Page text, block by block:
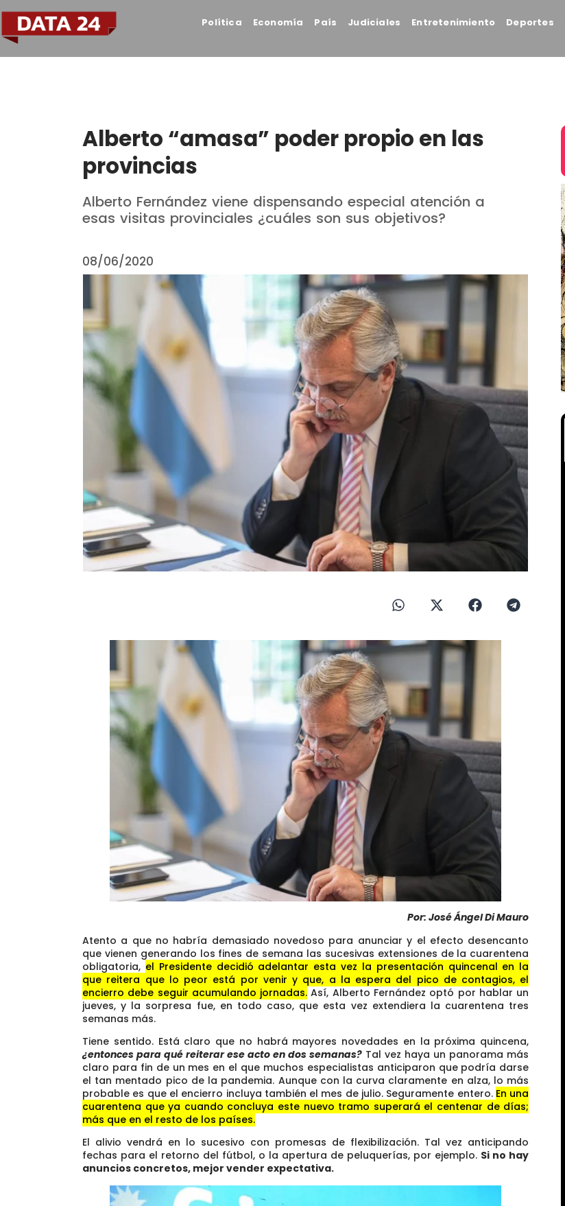
Política Economía País Judiciales Entretenimiento Deportes
Alberto “amasa” poder propio en las
provincias
Alberto Fernández viene dispensando especial atención a
esas visitas provinciales ¿cuáles son sus objetivos?
08/06/2020
Por: José Ángel Di Mauro
Atento a que no habría demasiado novedoso para anunciar y el efecto desencanto
que vienen generando los fines de semana las sucesivas extensiones de la cuarentena
obligatoria, el Presidente decidió adelantar esta vez la presentación quincenal en la
que reitera que lo peor está por venir y que, a la espera del pico de contagios, el
encierro debe seguir acumulando jornadas. Así, Alberto Fernández optó por hablar un
jueves, y la sorpresa fue, en todo caso, que esta vez extendiera la cuarentena tres
semanas más.
Tiene sentido. Está claro que no habrá mayores novedades en la próxima quincena,
¿entonces para qué reiterar ese acto en dos semanas? Tal vez haya un panorama más
claro para fin de un mes en el que muchos especialistas anticiparon que podría darse
el tan mentado pico de la pandemia. Aunque con la curva claramente en alza, lo más
probable es que el encierro incluya también el mes de julio. Seguramente entero. En una
cuarentena que ya cuando concluya este nuevo tramo superará el centenar de días;
más que en el resto de los países.
El alivio vendrá en lo sucesivo con promesas de flexibilización. Tal vez anticipando
fechas para el retorno del fútbol, o la apertura de peluquerías, por ejemplo. Si no hay
anuncios concretos, mejor vender expectativa.